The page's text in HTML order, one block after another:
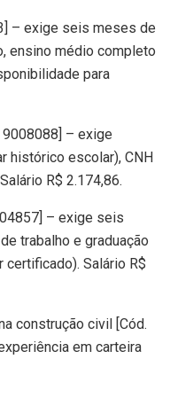
– exige seis meses de
ensino médio completo
para
– exige
histórico escolar), CNH
R$ 2.174,86.
– exige seis
trabalho e graduação
certificado). Salário R$
construção civil [Cód.
em carteira